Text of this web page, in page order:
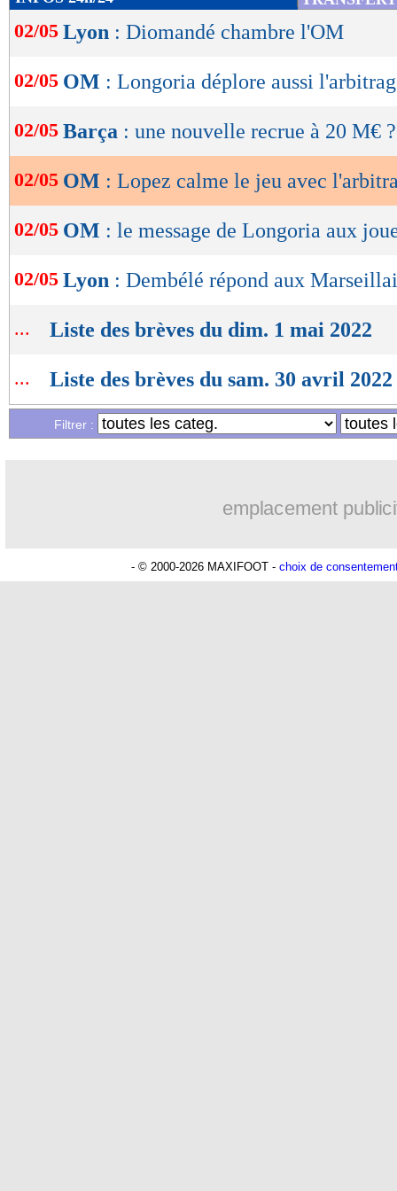
de
lecture
OK
02/05 Lyon : Diomandé chambre l'OM
02/05 OM : Longoria déplore aussi
02/05 Barça : une nouvelle recrue à 20 M€ ?
02/05 OM : Lopez calme le jeu avec
02/05 OM : le message de Longoria aux
02/05 Lyon : Dembélé répond aux
... Liste des brèves du dim. 1 mai 2022
... Liste des brèves du sam. 30 avril 2022
Filtrer :
emplacement
- © 2000-2026 MAXIFOOT - choix de